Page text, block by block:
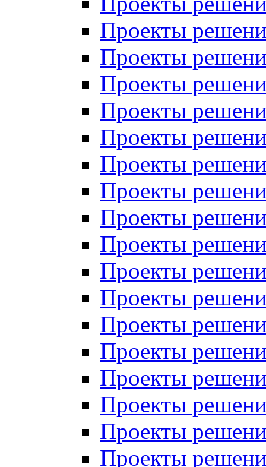
Проекты
Проекты
Проекты
Проекты
Проекты
Проекты
Проекты
Проекты
Проекты
Проекты
Проекты
Проекты
Проекты
Проекты
Проекты
Проекты
Проекты